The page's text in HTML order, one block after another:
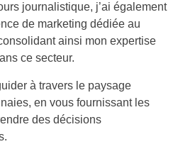
journalistique, j’ai également
de marketing dédiée au
ainsi mon expertise
ce secteur.
à travers le paysage
en vous fournissant les
des décisions